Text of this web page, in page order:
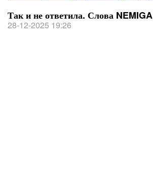
Так и не ответила. Слова NEMIGA
28-12-2025 19:26